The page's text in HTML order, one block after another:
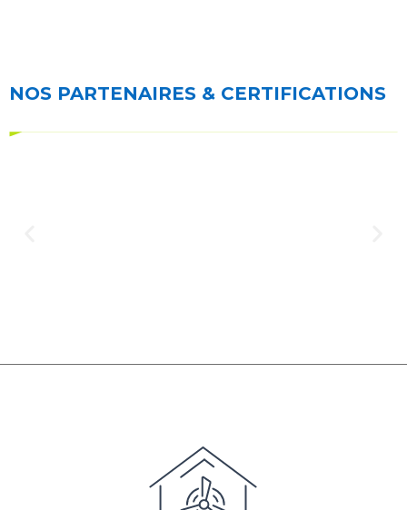
NOS PARTENAIRES & CERTIFICATIONS